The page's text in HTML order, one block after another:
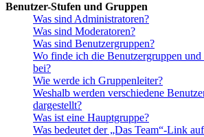
Benutzer-Stufen und Gruppen
Was sind Administratoren?
Was sind Moderatoren?
Was sind Benutzergruppen?
Wo finde ich die Benutzergruppen
bei?
Wie werde ich Gruppenleiter?
Weshalb werden verschiedene
dargestellt?
Was ist eine Hauptgruppe?
Was bedeutet der „Das Team“-Link